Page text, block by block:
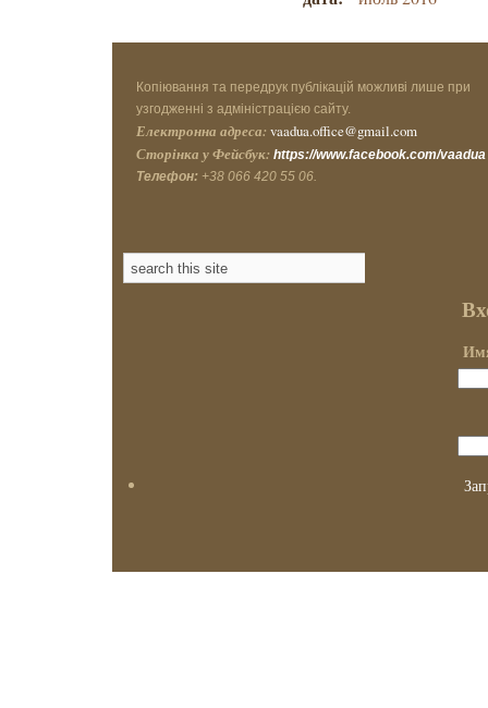
Копіювання та передрук публікацій можливі лише при
узгодженні з адміністрацією сайту.
Електронна адреса: vaadua.office@gmail.com
Сторінка у Фейсбук: https://www.facebook.com/vaadua
Телефон: +38 066 420 55 06.